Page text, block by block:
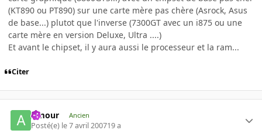
(KT890 ou PT890) sur une carte mère pas chère (Asrock, Asus
de base...) plutot que l'inverse (7300GT avec un i875 ou une
carte mère en version Deluxe, Ultra ....)
Et avant le chipset, il y aura aussi le processeur et la ram...
Citer
Amour Ancien
Posté(e) le 7 avril 200719 a